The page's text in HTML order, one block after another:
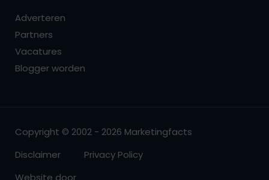
Adverteren
Partners
Vacatures
Blogger worden
Copyright © 2002 - 2026 Marketingfacts
Disclaimer
Privacy Policy
Website door